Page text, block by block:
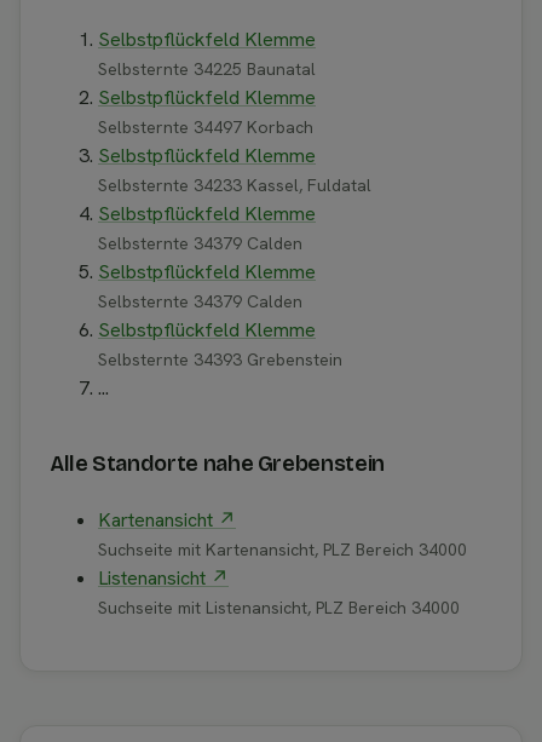
Selbstpflückfeld Klemme
Selbsternte 34225 Baunatal
Selbstpflückfeld Klemme
Selbsternte 34497 Korbach
Selbstpflückfeld Klemme
Selbsternte 34233 Kassel, Fuldatal
Selbstpflückfeld Klemme
Selbsternte 34379 Calden
Selbstpflückfeld Klemme
Selbsternte 34379 Calden
Selbstpflückfeld Klemme
Selbsternte 34393 Grebenstein
...
Alle Standorte nahe Grebenstein
Kartenansicht ↗
Suchseite mit Kartenansicht, PLZ Bereich 34000
Listenansicht ↗
Suchseite mit Listenansicht, PLZ Bereich 34000